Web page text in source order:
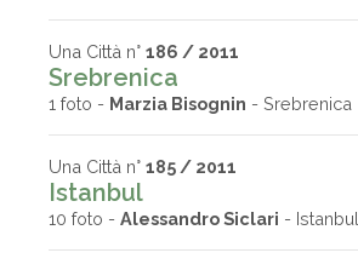
Una Città n° 186 / 2011
Srebrenica
1 foto - Marzia Bisognin - Srebrenica
Una Città n° 185 / 2011
Istanbul
10 foto - Alessandro Siclari - Istanbul